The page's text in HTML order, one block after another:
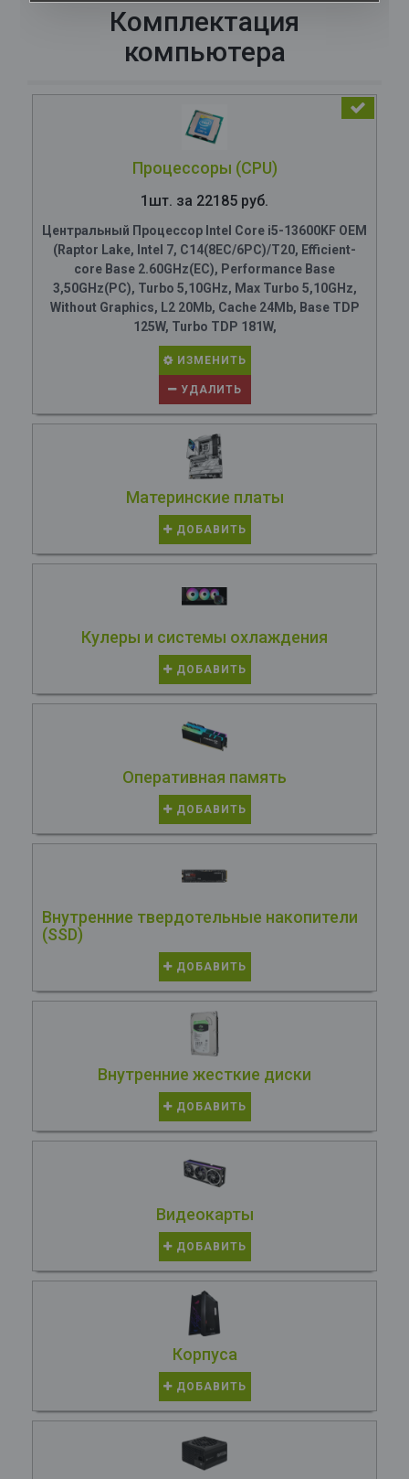
Комплектация
компьютера
Процессоры (CPU)
1шт. за 22185 руб.
Центральный Процессор Intel Core i5-13600KF OEM
(Raptor Lake, Intel 7, C14(8EC/6PC)/T20, Efficient-
core Base 2.60GHz(EC), Performance Base
3,50GHz(PC), Turbo 5,10GHz, Max Turbo 5,10GHz,
Without Graphics, L2 20Mb, Cache 24Mb, Base TDP
125W, Turbo TDP 181W,
ИЗМЕНИТЬ
УДАЛИТЬ
Материнские платы
ДОБАВИТЬ
Кулеры и системы охлаждения
ДОБАВИТЬ
Оперативная память
ДОБАВИТЬ
Внутренние твердотельные накопители
(SSD)
ДОБАВИТЬ
Внутренние жесткие диски
ДОБАВИТЬ
Видеокарты
ДОБАВИТЬ
Корпуса
ДОБАВИТЬ